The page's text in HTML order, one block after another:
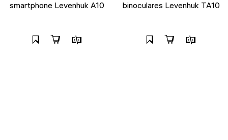
smartphone Levenhuk A10
binoculares Levenhuk TA10